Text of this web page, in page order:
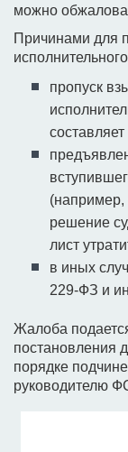
можно
Причинами для
пропуск
составляет
(например,
решение
лист
в иных
229-ФЗ и
Жалоба
постановления
порядке
руководителю